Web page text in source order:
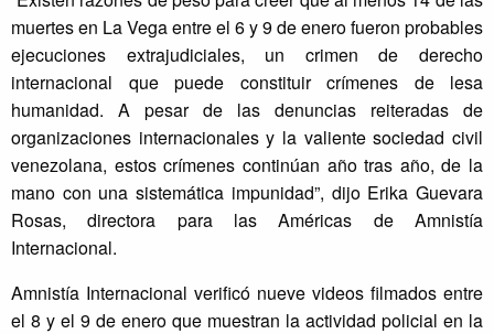
muertes en La Vega entre el 6 y 9 de enero fueron probables
ejecuciones extrajudiciales, un crimen de derecho
internacional que puede constituir crímenes de lesa
humanidad. A pesar de las denuncias reiteradas de
organizaciones internacionales y la valiente sociedad civil
venezolana, estos crímenes continúan año tras año, de la
mano con una sistemática impunidad”, dijo Erika Guevara
Rosas, directora para las Américas de Amnistía
Internacional.
Amnistía Internacional verificó nueve videos filmados entre
el 8 y el 9 de enero que muestran la actividad policial en la